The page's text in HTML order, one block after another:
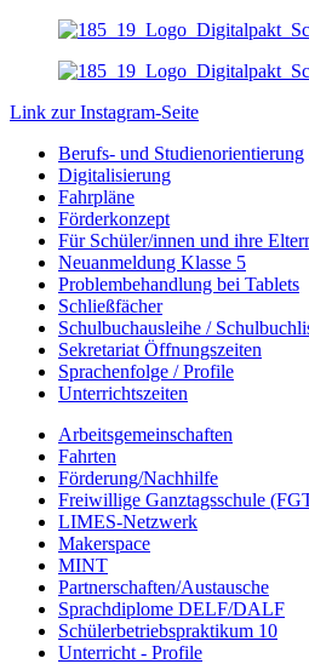
Link zur Instagram-Seite
Berufs- und Studienorientierung
Digitalisierung
Fahrpläne
Förderkonzept
Für Schüler/innen und ihre
Neuanmeldung Klasse 5
Problembehandlung bei Tablets
Schließfächer
Schulbuchausleihe /
Sekretariat Öffnungszeiten
Sprachenfolge / Profile
Unterrichtszeiten
Arbeitsgemeinschaften
Fahrten
Förderung/Nachhilfe
Freiwillige Ganztagsschule
LIMES-Netzwerk
Makerspace
MINT
Partnerschaften/Austausche
Sprachdiplome DELF/DALF
Schülerbetriebspraktikum 10
Unterricht - Profile